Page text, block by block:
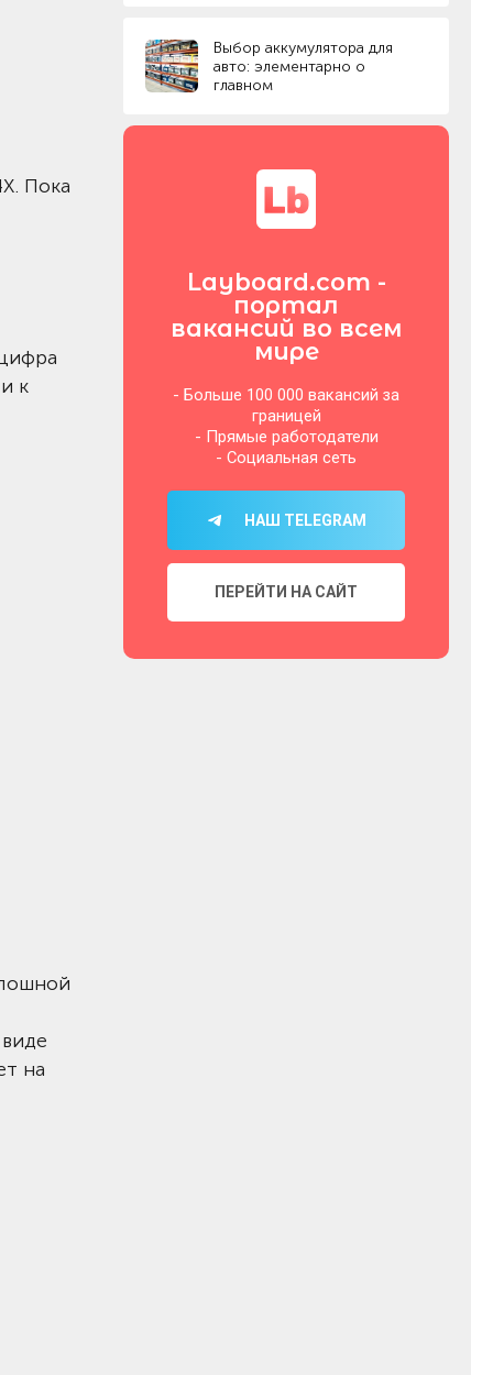
Выбор аккумулятора для
авто: элементарно о
главном
Layboard.com -
портал
вакансий во всем
мире
- Больше 100 000 вакансий за
границей
- Прямые работодатели
- Социальная сеть
НАШ TELEGRAM
ПЕРЕЙТИ НА САЙТ
Пока
к
на